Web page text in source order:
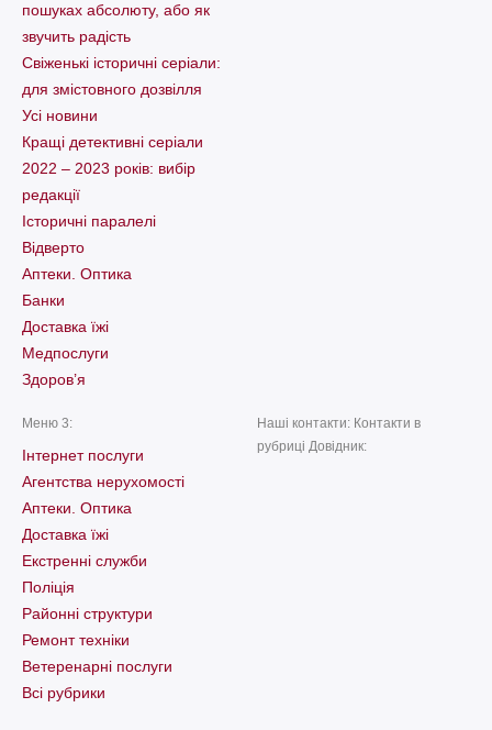
пошуках абсолюту, або як
звучить радість
Свіженькі історичні серіали:
для змістовного дозвілля
Усі новини
Кращі детективні серіали
2022 – 2023 років: вибір
редакції
Історичні паралелі
Відверто
Аптеки. Оптика
Банки
Доставка їжі
Медпослуги
Здоров’я
Меню 3:
Інтернет послуги
Агентства нерухомості
Аптеки. Оптика
Доставка їжі
Екстренні служби
Поліція
Районні структури
Ремонт техніки
Ветеренарні послуги
Всі рубрики
Наші контакти: Контакти в
рубриці Довідник: